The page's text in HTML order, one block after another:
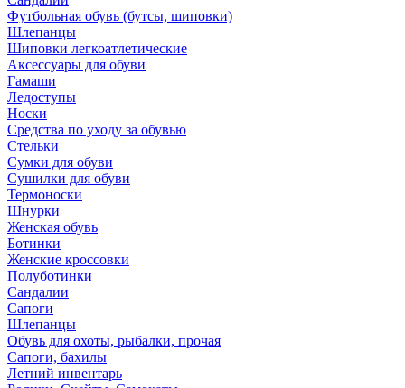
Футбольная обувь (бутсы, шиповки)
Шлепанцы
Шиповки легкоатлетические
Аксессуары для обуви
Гамаши
Ледоступы
Носки
Средства по уходу за обувью
Стельки
Сумки для обуви
Сушилки для обуви
Термоноски
Шнурки
Женская обувь
Ботинки
Женские кроссовки
Полуботинки
Сандалии
Сапоги
Шлепанцы
Обувь для охоты, рыбалки, прочая
Сапоги, бахилы
Летний инвентарь